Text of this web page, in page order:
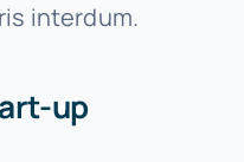
interdum.
up